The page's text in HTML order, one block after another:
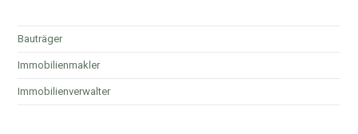
Bauträger
Immobilienmakler
Immobilienverwalter